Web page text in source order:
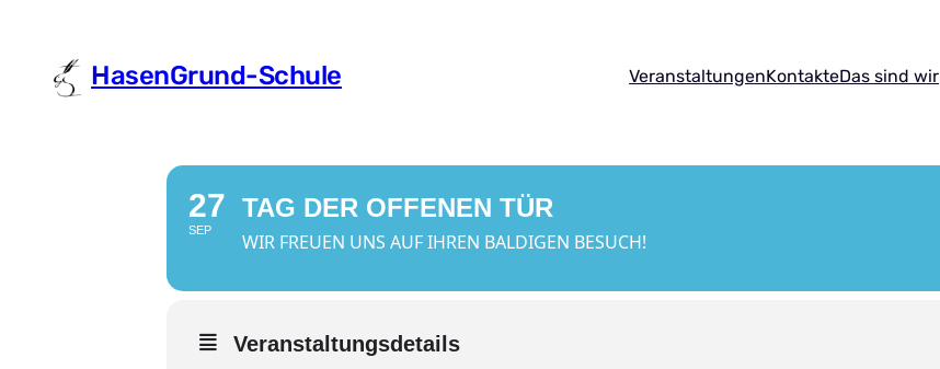
HasenGrund-Schule VeranstaltungenKontakteDas sind wir
27
SEP
TAG DER OFFENEN TÜR
WIR FREUEN UNS AUF IHREN BALDIGEN BESUCH!
Veranstaltungsdetails